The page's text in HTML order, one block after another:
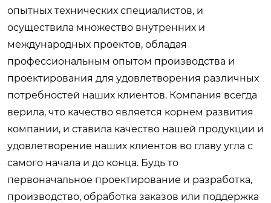
опытных технических специалистов, и
осуществила множество внутренних и
международных проектов, обладая
профессиональным опытом производства и
проектирования для удовлетворения различных
потребностей наших клиентов. Компания всегда
верила, что качество является корнем развития
компании, и ставила качество нашей продукции и
удовлетворение наших клиентов во главу угла с
самого начала и до конца. Будь то
первоначальное проектирование и разработка,
производство, обработка заказов или поддержка